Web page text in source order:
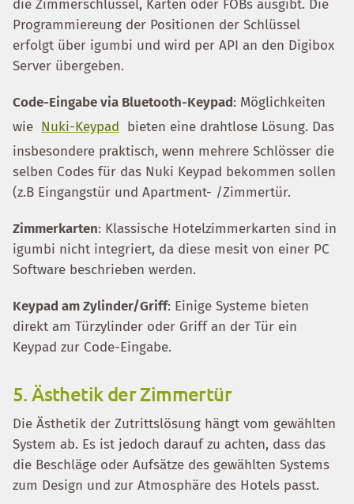
die Zimmerschlüssel, Karten oder FOBs ausgibt. Die
Programmiereung der Positionen der Schlüssel
erfolgt über igumbi und wird per API an den Digibox
Server übergeben.
Code-Eingabe via Bluetooth-Keypad: Möglichkeiten
wie Nuki-Keypad bieten eine drahtlose Lösung. Das
insbesondere praktisch, wenn mehrere Schlösser die
selben Codes für das Nuki Keypad bekommen sollen
(z.B Eingangstür und Apartment- /Zimmertür.
Zimmerkarten: Klassische Hotelzimmerkarten sind in
igumbi nicht integriert, da diese mesit von einer PC
Software beschrieben werden.
Keypad am Zylinder/Griff: Einige Systeme bieten
direkt am Türzylinder oder Griff an der Tür ein
Keypad zur Code-Eingabe.
5. Ästhetik der Zimmertür
Die Ästhetik der Zutrittslösung hängt vom gewählten
System ab. Es ist jedoch darauf zu achten, dass das
die Beschläge oder Aufsätze des gewählten Systems
zum Design und zur Atmosphäre des Hotels passt.